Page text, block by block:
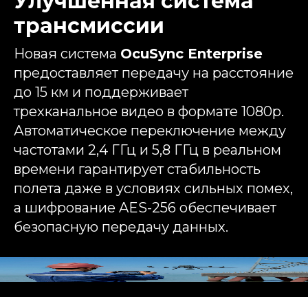
трансмиссии
Новая система OcuSync Enterprise
предоставляет передачу на расстояние
до 15 км и поддерживает
трехканальное видео в формате 1080p.
Автоматическое переключение между
частотами 2,4 ГГц и 5,8 ГГц в реальном
времени гарантирует стабильность
полета даже в условиях сильных помех,
а шифрование AES-256 обеспечивает
безопасную передачу данных.